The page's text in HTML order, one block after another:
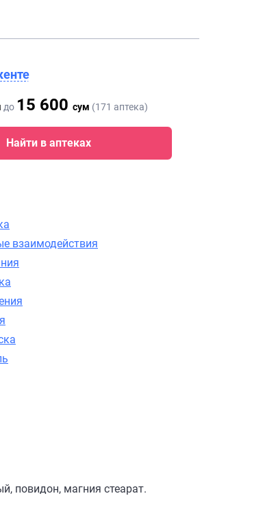
до 15 600 сум (171 аптека)
Найти в аптеках
взаимодействия
повидон, магния стеарат.